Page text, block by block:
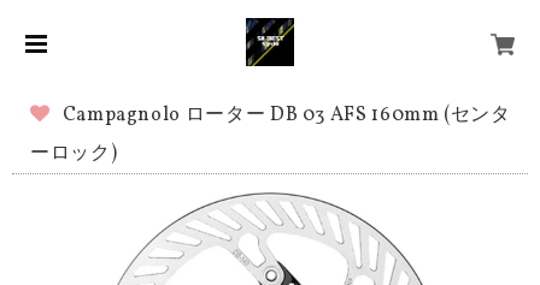
Campagnolo ローター DB 03 AFS 160mm (センタ
ーロック)